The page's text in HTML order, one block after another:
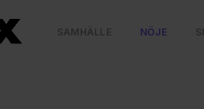
SAMHÄLLE NÖJE